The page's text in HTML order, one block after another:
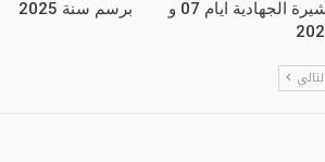
بجماعة الدشيرة الجهادية ايام 07 و
برسم سنة 2025
التالي